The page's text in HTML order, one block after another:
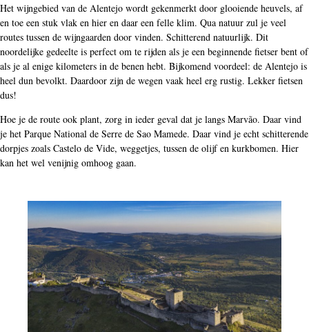
Het wijngebied van de Alentejo wordt gekenmerkt door glooiende heuvels, af
en toe een stuk vlak en hier en daar een felle klim. Qua natuur zul je veel
routes tussen de wijngaarden door vinden. Schitterend natuurlijk. Dit
noordelijke gedeelte is perfect om te rijden als je een beginnende fietser bent of
als je al enige kilometers in de benen hebt. Bijkomend voordeel: de Alentejo is
heel dun bevolkt. Daardoor zijn de wegen vaak heel erg rustig. Lekker fietsen
dus!
Hoe je de route ook plant, zorg in ieder geval dat je langs Marvão. Daar vind
je het Parque National de Serre de Sao Mamede. Daar vind je echt schitterende
dorpjes zoals Castelo de Vide, weggetjes, tussen de olijf en kurkbomen. Hier
kan het wel venijnig omhoog gaan.